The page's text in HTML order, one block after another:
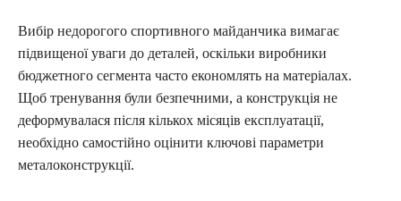
Вибір недорогого спортивного майданчика вимагає
підвищеної уваги до деталей, оскільки виробники
бюджетного сегмента часто економлять на матеріалах.
Щоб тренування були безпечними, а конструкція не
деформувалася після кількох місяців експлуатації,
необхідно самостійно оцінити ключові параметри
металоконструкції.